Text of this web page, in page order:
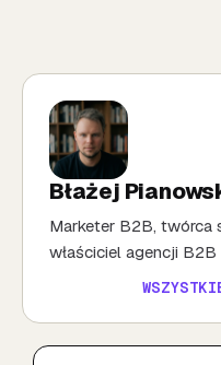
Błażej
Marketer B2B, twórca
właściciel agencji B2B